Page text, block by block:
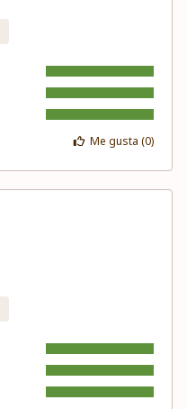
Me gusta (0)